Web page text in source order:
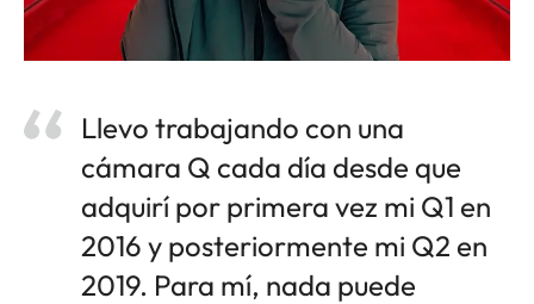
Llevo trabajando con una
cámara Q cada día desde que
adquirí por primera vez mi Q1 en
2016 y posteriormente mi Q2 en
2019. Para mí, nada puede